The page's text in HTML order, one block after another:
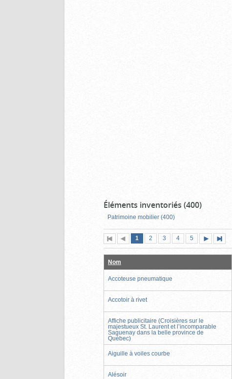
Éléments inventoriés (400)
Patrimoine mobilier (400)
Première
page
Page
précédente
Page
1 (page
actuelle)
Page
2 Page
3 Page
4 Page
5
suivante
page
Nom
Accoteuse pneumatique
Accotoir à rivet
Affiche publicitaire (Croisières sur le
majestueux St. Laurent et l’incomparable
Saguenay dans la belle province de
Québec)
Aiguille à voiles courbe
Alésoir